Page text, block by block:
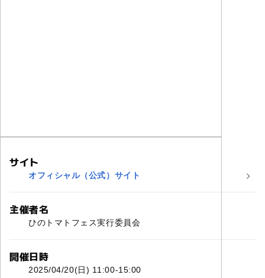
サイト
オフィシャル（公式）サイト
主催者名
ひのトマトフェス実行委員会
開催日時
2025/04/20(日) 11:00-15:00